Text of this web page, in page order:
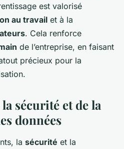
est valorisé
au travail et à la
. Cela renforce
de l’entreprise, en faisant
précieux pour la
sécurité et de la
données
la sécurité et la